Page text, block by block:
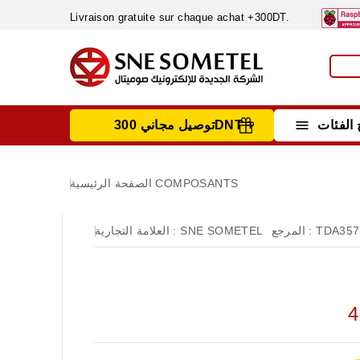
Livraison gratuite sur chaque achat +300DT.
 توصيل مجاني 300DNT +
الصفحة الرئيسية COMPOSANTS
العلامة التجارية : SNE SOMETEL المرجع :